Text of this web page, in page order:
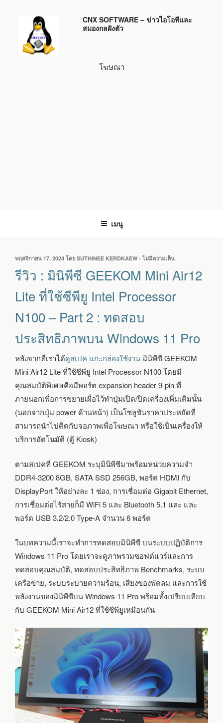
บทความ
CNX SOFTWARE – ข่าวไอโอทีและ
สมองกลฝังตัว
โฆษณา
เมนู
เขียน
วัน
ที่
พฤศจิกายน 17, 2024 โดย SUTHINEE KERDKAEW -ไม่มีความเห็น
:
นิ
AIR12
LITE
ใช้
ซีพียู
INTEL
N100
–
PART
2
บน
WINDOWS
PRO
รีวิว : มินิพีซี GEEKOM Mini Air12
Lite ที่ใช้ซีพียู Intel Processor
N100 – Part 2 : ทดสอบ
ประสิทธิภาพบน Windows 11 Pro
หลังจากที่เราได้ดูสเปค แกะกล่องใช้งาน มินิพีซี GEEKOM
Mini Air12 Lite ที่ใช้ซีพียู Intel Processor N100 โดยมี
คุณสมบัติพิเศษคือมีพอร์ต expansion header 9-pin ที่
ภายนอกเพื่อการขยายเผื่อไว้ทำปุ่มเปิด/ปิดเครื่องเพิ่มเติมนั้น
(นอกจากปุ่ม power ด้านหน้า) เป็นโซลูชันราคาประหยัดที่
สามารถนำไปติดกับจอภาพเพื่อโฆษณา หรือใช้เป็นเครื่องให้
บริการอัตโนมัติ (ตู้ Kiosk)
ตามสเปคที่ GEEKOM ระบุมินิพีซีมาพร้อมหน่วยความจำ
DDR4-3200 8GB, SATA SSD 256GB, พอร์ต HDMI กับ
DisplayPort ให้อย่างละ 1 ช่อง, การเชื่อมต่อ Gigabit Ethernet,
การเชื่อมต่อไร้สายก็มี WiFi 5 และ Bluetooth 5.1 และ และ
พอร์ต USB 3.2/2.0 Type-A จำนวน 6 พอร์ต
ในบทความนี้เราจะทำการทดสอบมินิพีซี บนระบบปฏิบัติการ
Windows 11 Pro โดยเราจะดูภาพรวมซอฟต์แวร์และการ
ทดสอบคุณสมบัติ, ทดสอบประสิทธิภาพ Benchmarks, ระบบ
เครือข่าย, ระบบระบายความร้อน, เสียงของพัดลม และการใช้
พลังงานของมินิพีซีบน Windows 11 Pro พร้อมทั้งเปรียบเทียบ
กับ GEEKOM Mini Air12 ที่ใช้ซีพียูเหมือนกัน